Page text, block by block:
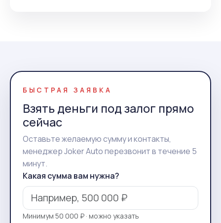
БЫСТРАЯ ЗАЯВКА
Взять деньги под залог прямо
сейчас
Оставьте желаемую сумму и контакты,
менеджер Joker Auto перезвонит в течение 5
минут.
Какая сумма вам нужна?
Минимум 50 000 ₽ · можно указать